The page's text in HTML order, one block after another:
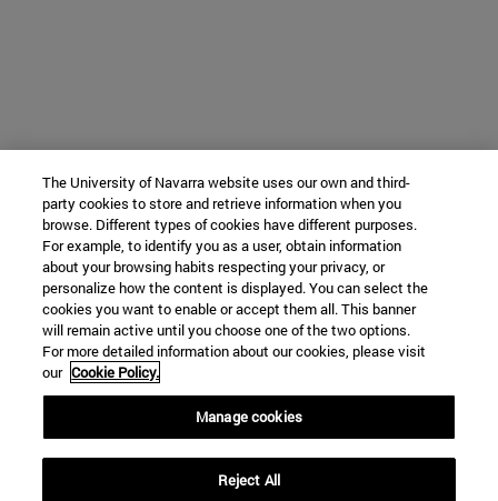
The University of Navarra website uses our own and third-
party cookies to store and retrieve information when you
browse. Different types of cookies have different purposes.
For example, to identify you as a user, obtain information
about your browsing habits respecting your privacy, or
personalize how the content is displayed. You can select the
cookies you want to enable or accept them all. This banner
will remain active until you choose one of the two options.
For more detailed information about our cookies, please visit
our Cookie Policy.
Manage cookies
Reject All